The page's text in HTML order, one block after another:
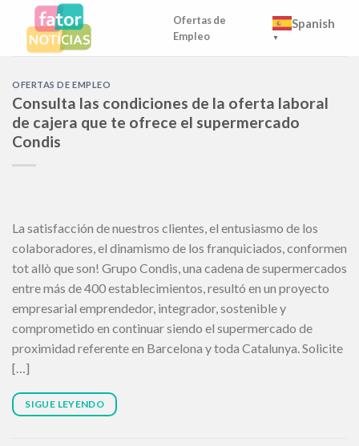
content
Ofertas de
Empleo
Spanish
▼
OFERTAS DE EMPLEO
Consulta las condiciones de la oferta laboral
de cajera que te ofrece el supermercado
Condis
La satisfacción de nuestros clientes, el entusiasmo de los
colaboradores, el dinamismo de los franquiciados, conformen
tot allò que son! Grupo Condis, una cadena de supermercados
entre más de 400 establecimientos, resultó en un proyecto
empresarial emprendedor, integrador, sostenible y
comprometido en continuar siendo el supermercado de
proximidad referente en Barcelona y toda Catalunya. Solicite
[…]
SIGUE LEYENDO